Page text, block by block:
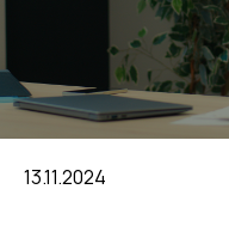
13.11.2024